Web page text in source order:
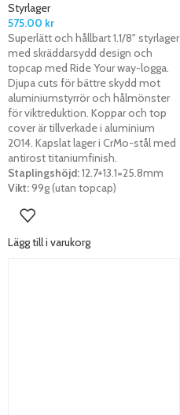
Styrlager
575.00 kr
Superlätt och hållbart 1.1/8" styrlager
med skräddarsydd design och
topcap med Ride Your way-logga.
Djupa cuts för bättre skydd mot
aluminiumstyrrör och hålmönster
för viktreduktion. Koppar och top
cover är tillverkade i aluminium
2014. Kapslat lager i CrMo-stål med
antirost titaniumfinish.
Staplingshöjd:12.7+13.1=25.8mm
Vikt:99g (utan topcap)
Lägg till i varukorg